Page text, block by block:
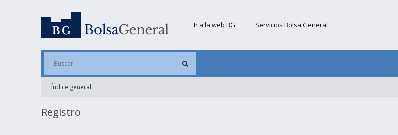
Ir a la web BG Servicios Bolsa General
Índice general
Registro